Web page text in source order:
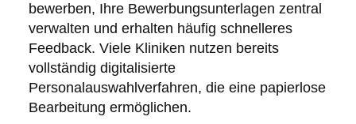
bewerben, Ihre Bewerbungsunterlagen zentral
verwalten und erhalten häufig schnelleres
Feedback. Viele Kliniken nutzen bereits
vollständig digitalisierte
Personalauswahlverfahren, die eine papierlose
Bearbeitung ermöglichen.